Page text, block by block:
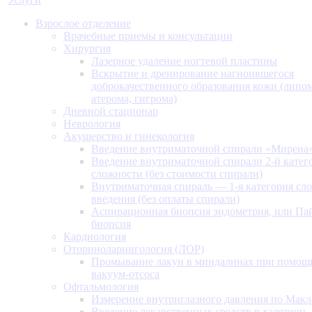
Взрослое отделение
Врачебные приемы и консультации
Хирургия
Лазерное удаление ногтевой пластины
Вскрытие и дренирование нагноившегося
доброкачественного образования кожи
атерома, гигрома)
Дневной стационар
Неврология
Акушерство и гинекология
Введение внутриматочной спирали
Введение внутриматочной спирали 2-й
сложности (без стоимости спирали)
Внутриматочная спираль — 1-я категория
введения (без оплаты спирали)
Аспирационная биопсия эндометрия, или
биопсия
Кардиология
Оториноларингология (ЛОР)
Промывание лакун в миндалинах при
вакуум-отсоса
Офтальмология
Измерение внутриглазного давления по